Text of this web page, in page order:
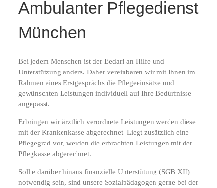
Ambulanter Pflegedienst
München
Bei jedem Menschen ist der Bedarf an Hilfe und
Unterstützung anders. Daher vereinbaren wir mit Ihnen im
Rahmen eines Erstgesprächs die Pflegeeinsätze und
gewünschten Leistungen individuell auf Ihre Bedürfnisse
angepasst.
Erbringen wir ärztlich verordnete Leistungen werden diese
mit der Krankenkasse abgerechnet. Liegt zusätzlich eine
Pflegegrad vor, werden die erbrachten Leistungen mit der
Pflegkasse abgerechnet.
Sollte darüber hinaus finanzielle Unterstütung (SGB XII)
notwendig sein, sind unsere Sozialpädagogen gerne bei der